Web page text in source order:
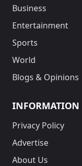
Business
Entertainment
Sports
World
Blogs & Opinions
INFORMATION
Privacy Policy
Advertise
About Us